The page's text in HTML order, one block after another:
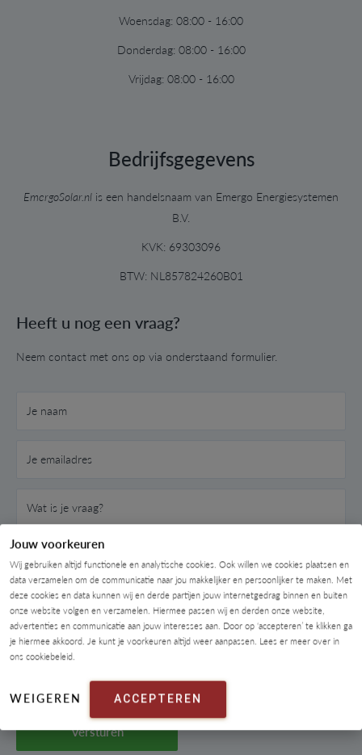
Jouw voorkeuren
Wij gebruiken altijd functionele en analytische cookies. Ook willen we cookies plaatsen en
data verzamelen om de communicatie naar jou makkelijker en persoonlijker te maken. Met
deze cookies en data kunnen wij en derde partijen jouw internetgedrag binnen en buiten
onze website volgen en verzamelen. Hiermee passen wij en derden onze website,
advertenties en communicatie aan jouw interesses aan. Door op ‘accepteren’ te klikken ga
je hiermee akkoord. Je kunt je voorkeuren altijd weer aanpassen. Lees er meer over in
ons cookiebeleid.
WEIGEREN ACCEPTEREN
Woensdag: 08:00 - 16:00
Donderdag: 08:00 - 16:00
Vrijdag: 08:00 - 16:00
Bedrijfsgegevens
EmergoSolar.nl is een handelsnaam van Emergo Energiesystemen
B.V.
KVK: 69303096
BTW: NL857824260B01
Heeft u nog een vraag?
Neem contact met ons op via onderstaand formulier.
Je naam
Je emailadres
Wat is je vraag?
Versturen